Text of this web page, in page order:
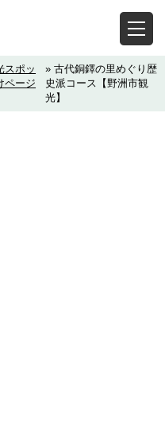
スポッ
ページ
» 古代銅鐸の里めぐり歴
史派コース【野洲市観
光】